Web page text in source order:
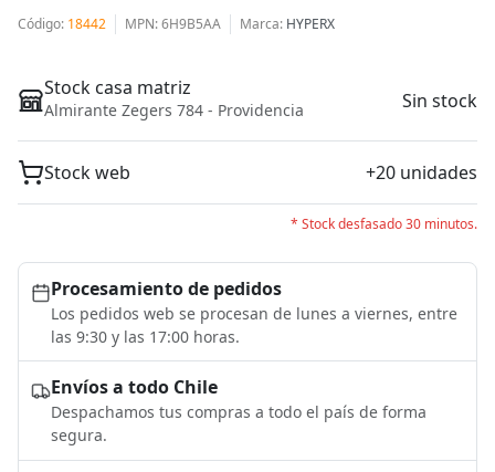
Código: 18442 MPN: 6H9B5AA Marca: HYPERX
Stock casa matriz
Almirante Zegers 784 - Providencia Sin stock
Stock web +20 unidades
* Stock desfasado 30 minutos.
Procesamiento de pedidos
Los pedidos web se procesan de lunes a viernes, entre
las 9:30 y las 17:00 horas.
Envíos a todo Chile
Despachamos tus compras a todo el país de forma
segura.